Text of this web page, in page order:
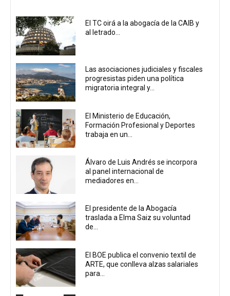
El TC oirá a la abogacía de la CAIB y
al letrado...
Las asociaciones judiciales y fiscales
progresistas piden una política
migratoria integral y...
El Ministerio de Educación,
Formación Profesional y Deportes
trabaja en un...
Álvaro de Luis Andrés se incorpora
al panel internacional de
mediadores en...
El presidente de la Abogacía
traslada a Elma Saiz su voluntad
de...
El BOE publica el convenio textil de
ARTE, que conlleva alzas salariales
para...